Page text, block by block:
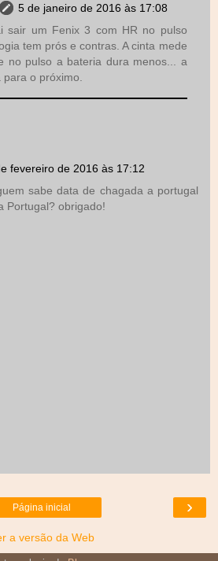
5 de janeiro de 2016 às 17:08
sair um Fenix 3 com HR no pulso
tem prós e contras. A cinta mede
no pulso a bateria dura menos... a
para o próximo.
fevereiro de 2016 às 17:12
sabe data de chagada a portugal
Portugal? obrigado!
›
Página inicial
a versão da Web